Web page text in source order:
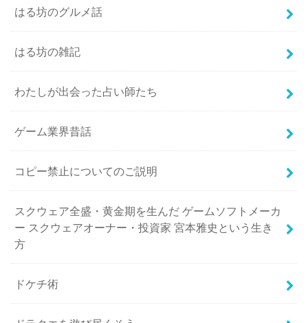
はる坊のグルメ話
はる坊の雑記
わたしが出会った占い師たち
ゲーム業界昔話
コピー禁止についてのご説明
スクウェア全盛・黄金期を生んだ ゲームソフトメーカ
ー スクウェアオーナー・投資家 宮本雅史という生き
方
ドケチ術